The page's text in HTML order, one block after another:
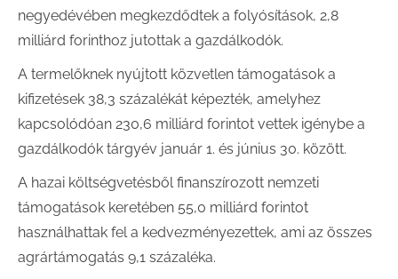
negyedévében megkezdődtek a folyósítások, 2,8
milliárd forinthoz jutottak a gazdálkodók.
A termelőknek nyújtott közvetlen támogatások a
kifizetések 38,3 százalékát képezték, amelyhez
kapcsolódóan 230,6 milliárd forintot vettek igénybe a
gazdálkodók tárgyév január 1. és június 30. között.
A hazai költségvetésből finanszírozott nemzeti
támogatások keretében 55,0 milliárd forintot
használhattak fel a kedvezményezettek, ami az összes
agrártámogatás 9,1 százaléka.